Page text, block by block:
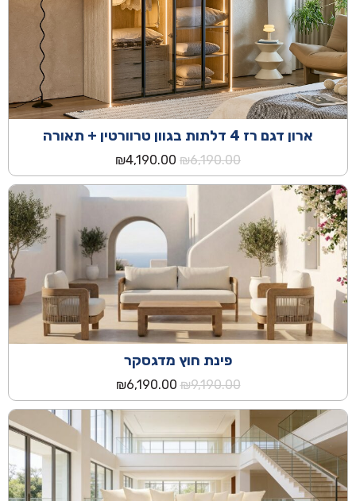
ארון דגם רז 4 דלתות בגוון טרוורטין + תאורה
₪6,190.00
המחיר
המקורי
היה:
₪6,190.00.
₪4,190.00
הנוכחי
הוא:
₪4,190.00.
פינת חוץ מדגסקר
₪9,190.00
המחיר
המקורי
היה:
₪9,190.00.
₪6,190.00
הנוכחי
הוא:
₪6,190.00.